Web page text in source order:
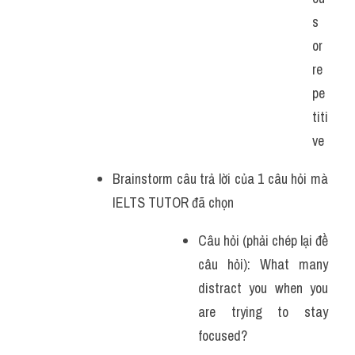
s
or
re
pe
titi
ve
Brainstorm câu trả lời của 1 câu hỏi mà
IELTS TUTOR đã chọn
Câu hỏi (phải chép lại đề
câu hỏi): What many
distract you when you
are trying to stay
focused?